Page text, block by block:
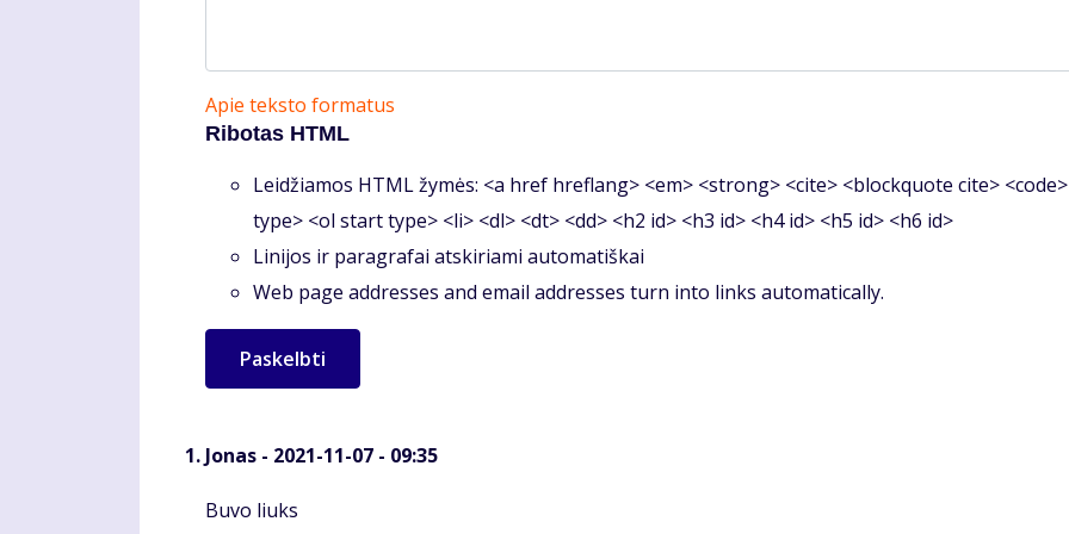
Apie teksto formatus
Ribotas HTML
Leidžiamos HTML žymės: <a href hreflang> <em> <strong> <cite> <blockquote cite>
type> <ol start type> <li> <dl> <dt> <dd> <h2 id> <h3 id> <h4 id> <h5 id> <h6 id>
Linijos ir paragrafai atskiriami automatiškai
Web page addresses and email addresses turn into links automatically.
Jonas - 2021-11-07 - 09:35
Komentaras
Buvo liuks